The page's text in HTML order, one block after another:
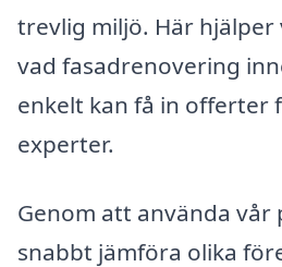
trevlig miljö. Här
vad fasadrenovering
enkelt kan få in offerter
experter.
Genom att använda
snabbt jämföra olika